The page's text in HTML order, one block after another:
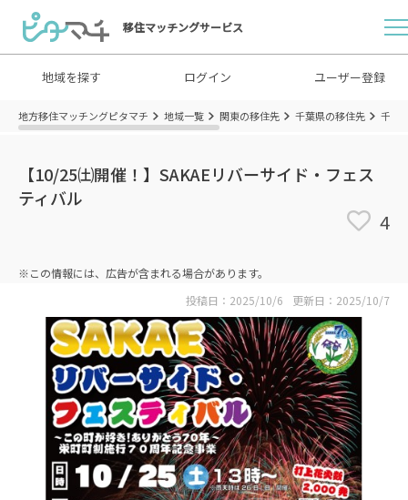
移住マッチングサービス
地域を探す ログイン ユーザー登録
地方移住マッチングピタマチ 地域一覧 関東の移住先 千葉県の移住先 千葉
【10/25㈯開催！】SAKAEリバーサイド・フェス
ティバル
4
※この情報には、広告が含まれる場合があります。
投稿日：2025/10/6
更新日：2025/10/7